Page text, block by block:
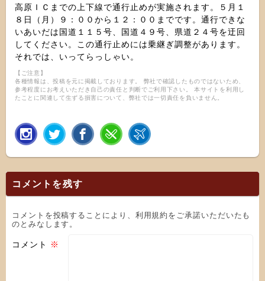
高原ＩＣまでの上下線で通行止めが実施されます。５月１
８日（月）９：００から１２：００までです。通行できな
いあいだは国道１１５号、国道４９号、県道２４号を迂回
してください。この通行止めには乗継ぎ調整があります。
それでは、いってらっしゃい。
【ご注意】
各種情報は、投稿を元に掲載しております。 弊社で確認したものではないため、
参考程度にお考えいただき自己の責任と判断でご利用下さい。 本サイトを利用し
たことに関連して生ずる損害について、弊社では一切責任を負いません。
コメントを残す
コメントを投稿することにより、利用規約をご承諾いただいたも
のとみなします。
コメント ※